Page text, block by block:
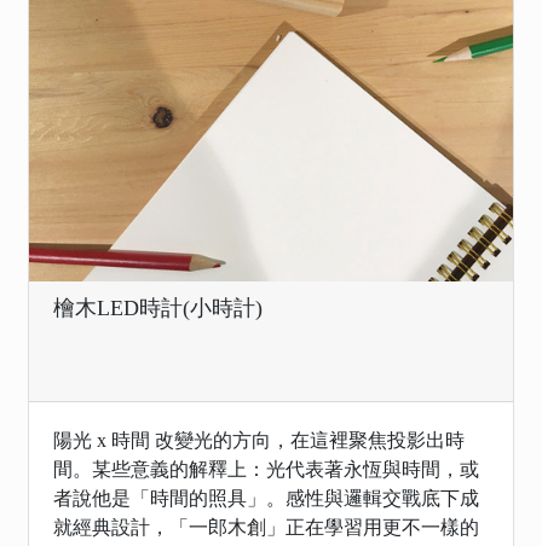
檜木LED時計(小時計)
陽光 x 時間 改變光的方向，在這裡聚焦投影出時
間。某些意義的解釋上：光代表著永恆與時間，或
者說他是「時間的照具」。感性與邏輯交戰底下成
就經典設計，「一郎木創」正在學習用更不一樣的